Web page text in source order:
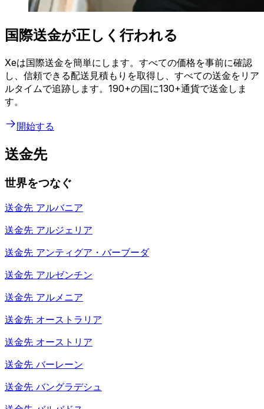
国際送金が正しく行われる
Xeは国際送金を簡単にします。すべての価格を事前に確認
し、信頼できる配送見積もりを取得し、すべての送金をリア
ルタイムで追跡します。190+の国に130+通貨で送金しま
す。
開始する
送金先
世界をつなぐ
送金先 アルバニア
送金先 アルジェリア
送金先 アンティグア・バーブーダ
送金先 アルゼンチン
送金先 アルメニア
送金先 オーストラリア
送金先 オーストリア
送金先 バーレーン
送金先 バングラデシュ